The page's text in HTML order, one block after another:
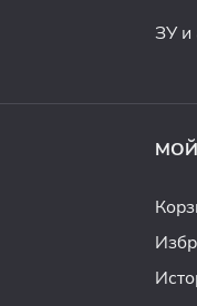
ЗУ и